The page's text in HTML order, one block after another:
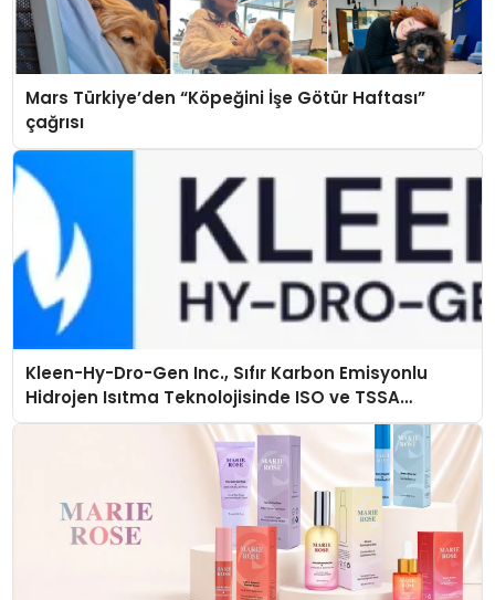
Mars Türkiye’den “Köpeğini İşe Götür Haftası”
çağrısı
Kleen-Hy-Dro-Gen Inc., Sıfır Karbon Emisyonlu
Hidrojen Isıtma Teknolojisinde ISO ve TSSA
Düzenleyici Onaylarını Aldı